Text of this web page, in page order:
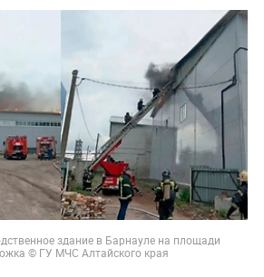
здание в Барнауле на площади
© ГУ МЧС Алтайского края